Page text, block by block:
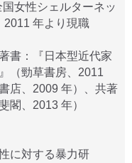
女性シェルターネッ
2011 年より現職
書：『日本型近代家
（勁草書房、2011
店、2009 年）、共著
閣、2013 年）
に対する暴力研